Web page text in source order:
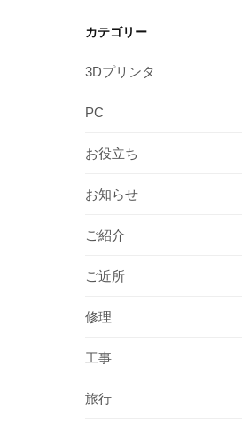
カテゴリー
3Dプリンタ
PC
お役立ち
お知らせ
ご紹介
ご近所
修理
工事
旅行